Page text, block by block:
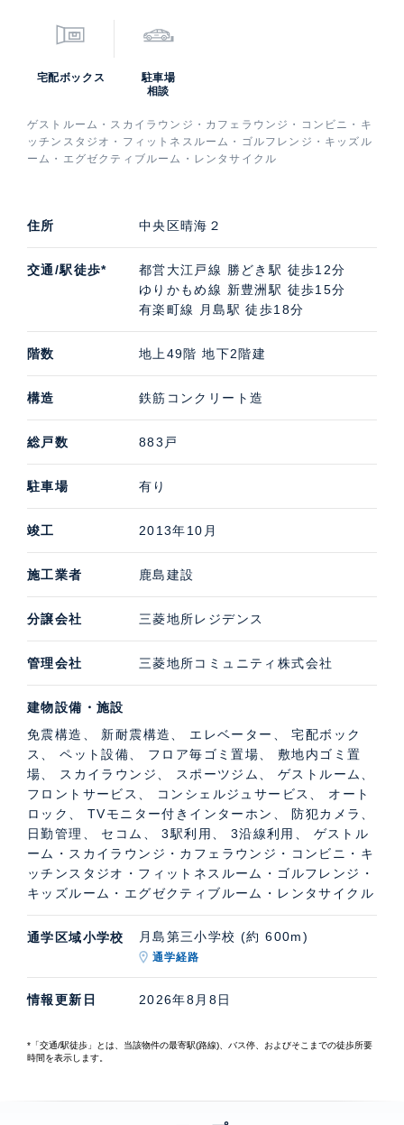
き、都心アクセスが便利です。レンタサイクル40台、カ
ーシェアリング2台やゲスト駐車場10台分も完備。近隣
の複合施設「トリトンスクエア」にマルエツプチ、成城
各種充実しています。
ザ・パークハウス晴海タワーズ クロノレジデンスの中
晴海タワーズ クロノレジデンスの募集（貸す・売る）
に際しての価格・賃料などお気軽にご連絡いただければ
宅配ボックス
駐車場
相談
ゲストルーム・スカイラウンジ・カフェラウンジ・コンビニ・キ
ッチンスタジオ・フィットネスルーム・ゴルフレンジ・キッズル
ーム・エグゼクティブルーム・レンタサイクル
住所 中央区晴海２
交通/駅徒歩*
都営大江戸線 勝どき駅 徒歩12分
ゆりかもめ線 新豊洲駅 徒歩15分
有楽町線 月島駅 徒歩18分
階数 地上49階 地下2階建
構造 鉄筋コンクリート造
総戸数 883戸
駐車場 有り
竣工 2013年10月
施工業者 鹿島建設
分譲会社 三菱地所レジデンス
管理会社 三菱地所コミュニティ株式会社
建物設備・施設
免震構造、 新耐震構造、 エレベーター、 宅配ボック
ス、 ペット設備、 フロア毎ゴミ置場、 敷地内ゴミ置
場、 スカイラウンジ、 スポーツジム、 ゲストルーム、
フロントサービス、 コンシェルジュサービス、 オート
ロック、 TVモニター付きインターホン、 防犯カメラ、
日勤管理、 セコム、 3駅利用、 3沿線利用、 ゲストル
ーム・スカイラウンジ・カフェラウンジ・コンビニ・キ
ッチンスタジオ・フィットネスルーム・ゴルフレンジ・
キッズルーム・エグゼクティブルーム・レンタサイクル
通学区域小学校 月島第三小学校 (約 600m)
通学経路
情報更新日 2026年8月8日
*「交通/駅徒歩」とは、当該物件の最寄駅(路線)、バス停、およびそこまでの徒歩所要
時間を表示します。